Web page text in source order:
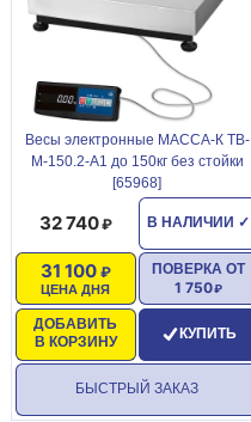
Весы электронные МАССА-К ТВ-
М-150.2-А1 до 150кг без стойки
[65968]
В НАЛИЧИИ ✓
32 740
ЦЕНА ДНЯ
31 100
ДОБАВИТЬ
В КОРЗИНУ
ПОВЕРКА ОТ
1 750
КУПИТЬ
БЫСТРЫЙ ЗАКАЗ